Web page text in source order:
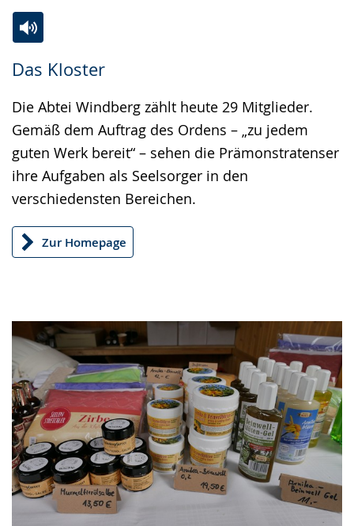
Das Kloster
Leichten
Sprache
wechseln.
Audio-
Unterstützung.
Video
in
Deutscher
Gebärdensprache
wird
angezeigt.
Die Abtei Windberg zählt heute 29 Mitglieder.
Gemäß dem Auftrag des Ordens – „zu jedem
guten Werk bereit“ – sehen die Prämonstratenser
ihre Aufgaben als Seelsorger in den
verschiedensten Bereichen.
Zur Homepage